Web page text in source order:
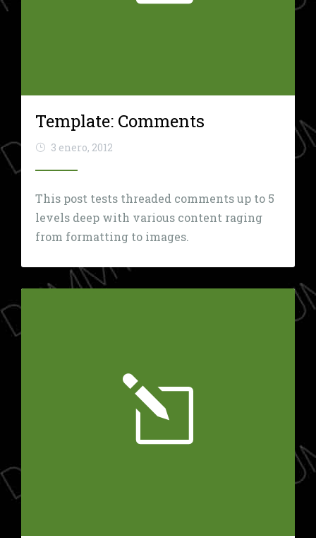
Template: Comments
3 enero, 2012
This post tests threaded comments up to 5
levels deep with various content raging
from formatting to images.